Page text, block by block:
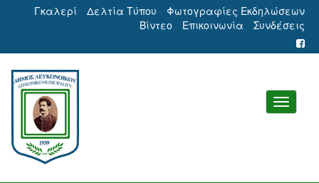
Γκαλερί Δελτία Τύπου
Φωτογραφίες Εκδηλώσεων
Βίντεο
Επικοινωνία Συνδέσεις